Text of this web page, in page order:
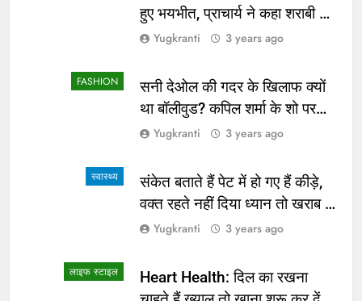
हुए भयभीत, प्राचार्य ने कहा शराबी ने
उड़ाई अफवाह
Yugkranti 3 years ago
FASHION
सनी देओल की गदर के खिलाफ क्यों
था बॉलीवुड? कपिल शर्मा के शो पर
सामने आई सच्चाई
Yugkranti 3 years ago
स्वास्थ्य
संकेत बताते हैं पेट में हो गए हैं कीड़े,
वक्त रहते नहीं दिया ध्यान तो खराब हो
जाएगी हालत
Yugkranti 3 years ago
लाइफ स्टाइल
Heart Health: दिल का रखना